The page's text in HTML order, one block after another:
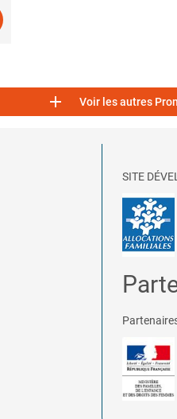
 Voir les autres
SITE